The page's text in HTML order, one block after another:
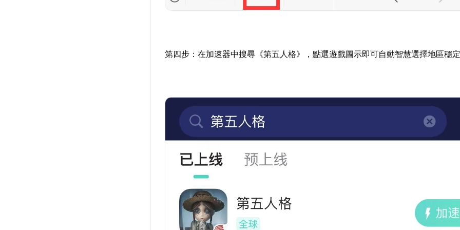
第四步：在加速器中搜尋《第五人格》，點選遊戲圖示即可自動智慧選擇地區穩